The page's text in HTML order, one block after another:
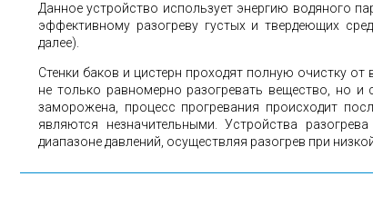
Данное устройство использует энергию водяного
эффективному разогреву густых и твердеющих
далее).
Стенки баков и цистерн проходят полную очистку
не только равномерно разогревать вещество, но
заморожена, процесс прогревания происходит
являются незначительными. Устройства
диапазоне давлений, осуществляя разогрев при